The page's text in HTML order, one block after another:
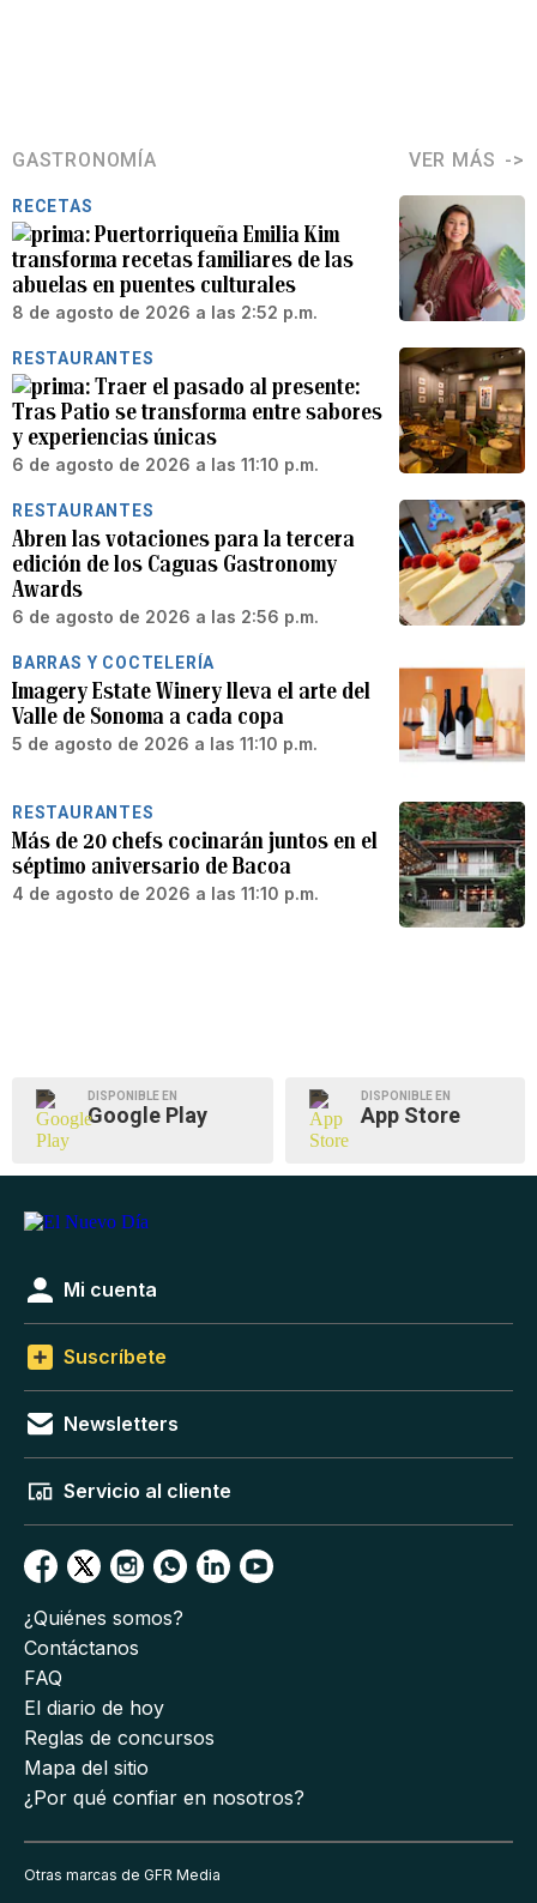
GASTRONOMÍA VER MÁS
RECETAS
Puertorriqueña Emilia Kim
transforma recetas familiares de las
abuelas en puentes culturales
8 de agosto de 2026 a las 2:52 p.m.
RESTAURANTES
Traer el pasado al presente:
Tras Patio se transforma entre sabores
y experiencias únicas
6 de agosto de 2026 a las 11:10 p.m.
RESTAURANTES
Abren las votaciones para la tercera
edición de los Caguas Gastronomy
Awards
6 de agosto de 2026 a las 2:56 p.m.
BARRAS Y COCTELERÍA
Imagery Estate Winery lleva el arte del
Valle de Sonoma a cada copa
5 de agosto de 2026 a las 11:10 p.m.
RESTAURANTES
Más de 20 chefs cocinarán juntos en el
séptimo aniversario de Bacoa
4 de agosto de 2026 a las 11:10 p.m.
DISPONIBLE EN
Google Play
DISPONIBLE EN
App Store
Mi cuenta
Suscríbete
Newsletters
Servicio al cliente
¿Quiénes somos?
Contáctanos
FAQ
El diario de hoy
Reglas de concursos
Mapa del sitio
¿Por qué confiar en nosotros?
Otras marcas de GFR Media